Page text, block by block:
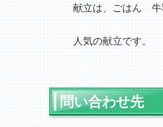
献立は、ごはん 牛
人気の献立です。
問い合わせ先